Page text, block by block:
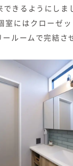
きるようにしま
室にはクローゼ
ルームで完結さ